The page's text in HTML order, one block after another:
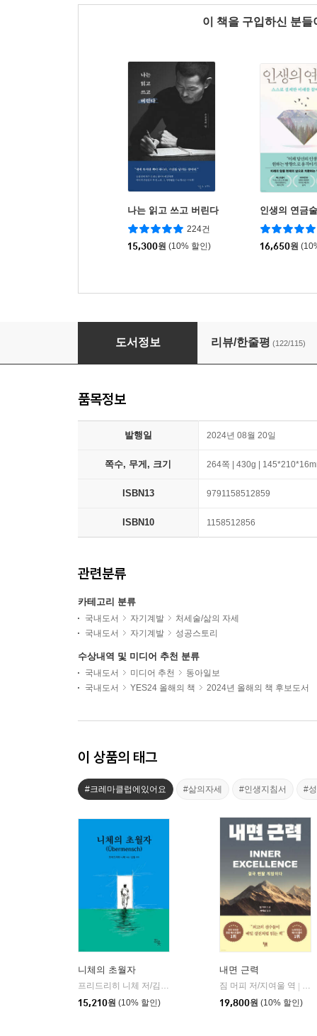
이 책을 구입하신 분
나는 읽고 쓰고 버린다
224건
15,300원 (10% 할인)
인생의 연금술
16,650원
나는 나의 스무 살을 가장 존중한다
도서정보 리뷰/한줄평 (122/115)
품목정보
발행일 2024년 08월 20일
쪽수, 무게, 크기 264쪽 | 430g |
ISBN13 9791158512859
ISBN10 1158512856
관련분류
카테고리 분류
국내도서 자기계발
처세술/삶의 자세
국내도서
자기계발 성공스토리
수상내역 및 미디어 추천 분류
국내도서 미디어 추천
동아일보
국내도서
YES24 올해의 책 2024년 올해의 책 후보도서
이 상품의 태그
#크레마클럽에있어요 #삶의자세 #인생지침서 #
니체의 초월자
프리드리히 니체 저/김철 편역
15,210원 (10% 할인)
내면 근력
짐 머피 저/지여울 역
윌
19,800원 (10% 할인)